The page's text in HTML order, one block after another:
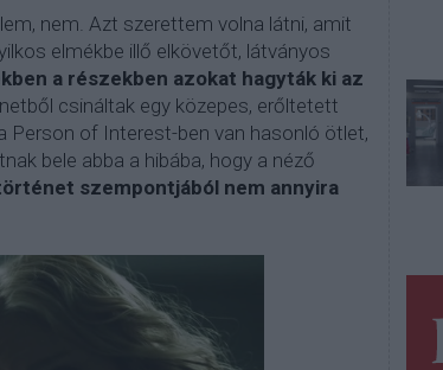
nem. Azt szerettem volna látni, amit
elmékbe illő elkövetőt, látványos
a részekben azokat hagyták ki az
csináltak egy közepes, erőltetett
Person of Interest-ben van hasonló ötlet,
bele abba a hibába, hogy a néző
szempontjából nem annyira